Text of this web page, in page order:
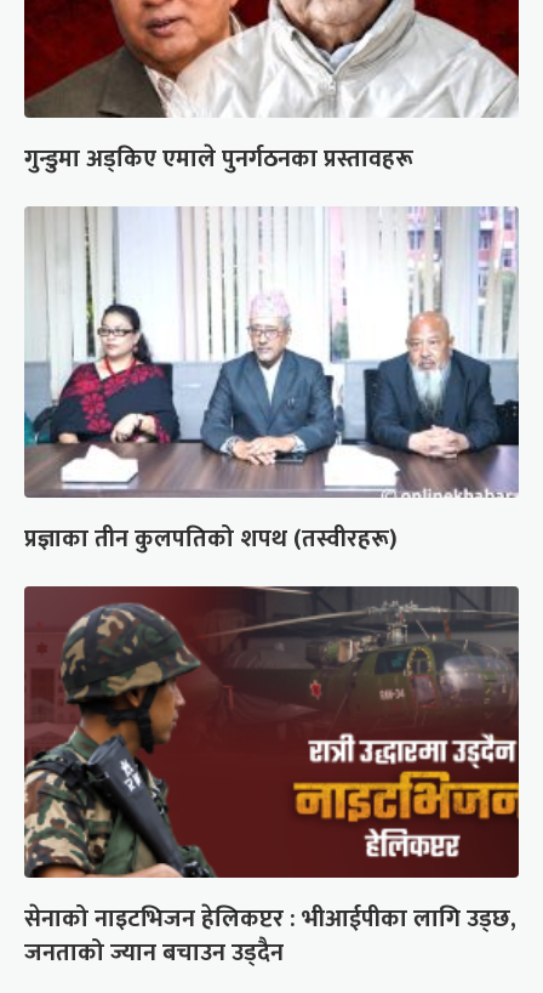
गुन्डुमा अड्किए एमाले पुनर्गठनका प्रस्तावहरू
प्रज्ञाका तीन कुलपतिको शपथ (तस्वीरहरू)
सेनाको नाइटभिजन हेलिकप्टर : भीआईपीका लागि उड्छ,
जनताको ज्यान बचाउन उड्दैन